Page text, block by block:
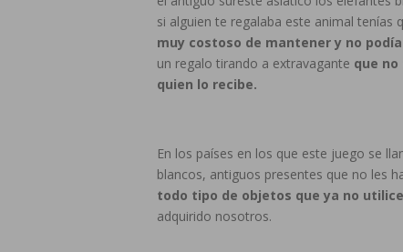
si alguien te regalaba este animal tenías
muy costoso de mantener y no
un regalo tirando a extravagante que
quien lo recibe.
En los países en los que este juego se
blancos, antiguos presentes que no les
todo tipo de objetos que ya no
adquirido nosotros.